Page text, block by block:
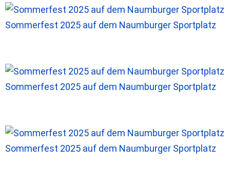
Sommerfest 2025 auf dem Naumburger Sportplatz
Sommerfest 2025 auf dem Naumburger Sportplatz
Sommerfest 2025 auf dem Naumburger Sportplatz